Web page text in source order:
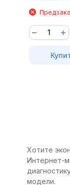
Хотите
Интернет-
модели.